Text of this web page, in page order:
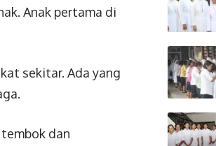
Anak pertama di
sekitar. Ada yang
dan